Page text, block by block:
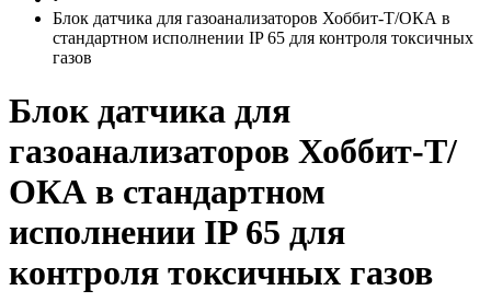
Блок датчика для газоанализаторов Хоббит-Т/ОКА в
стандартном исполнении IP 65 для контроля токсичных
газов
Блок датчика для
газоанализаторов Хоббит-Т/
ОКА в стандартном
исполнении IP 65 для
контроля токсичных газов